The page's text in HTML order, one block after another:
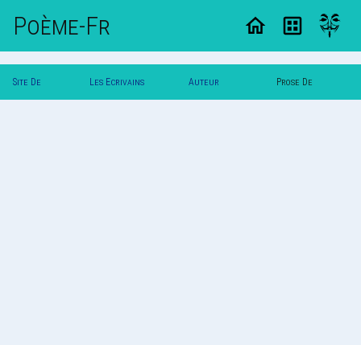
Poème-Fr
Site De Les Ecrivains Auteur Prose De